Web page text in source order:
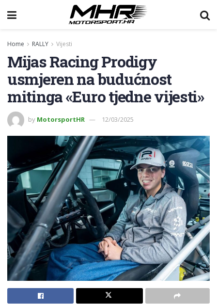
Home RALLY Vijesti
Mijas Racing Prodigy
usmjeren na budućnost
mitinga «Euro tjedne vijesti»
by MotorsportHR 12/03/2025